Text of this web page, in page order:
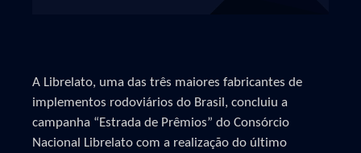
A Librelato, uma das três maiores fabricantes de
implementos rodoviários do Brasil, concluiu a
campanha “Estrada de Prêmios” do Consórcio
Nacional Librelato com a realização do último